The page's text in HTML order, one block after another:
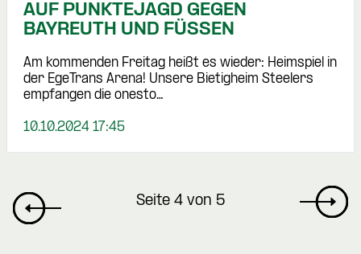
AUF PUNKTEJAGD GEGEN
BAYREUTH UND FÜSSEN
Am kommenden Freitag heißt es wieder: Heimspiel in
der EgeTrans Arena! Unsere Bietigheim Steelers
empfangen die onesto…
10.10.2024 17:45
Seite 4 von 5